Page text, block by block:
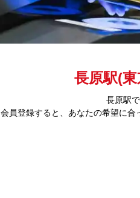
長原駅(
長原駅
会員登録すると、あなたの希望に合